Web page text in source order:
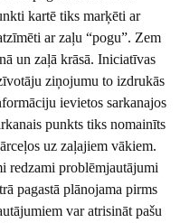
kartē tiks marķēti ar
ar zaļu “pogu”. Zem
un zaļā krāsā. Iniciatīvas
ziņojumu to izdrukās
ievietos sarkanajos
punkts tiks nomainīts
uz zaļajiem vākiem.
redzami problēmjautājumi
pagastā plānojama pirms
var atrisināt pašu